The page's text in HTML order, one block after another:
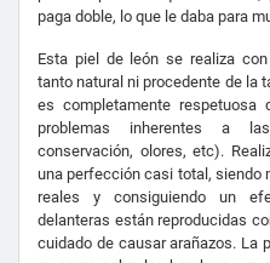
paga doble, lo que le daba para
Esta piel de león se realiza
tanto natural ni procedente de la
es completamente
problemas inherentes a
conservación, olores, etc).
una perfección casi total, siendo
reales y consiguiendo un
delanteras están reproducidas
cuidado de causar arañazos. La